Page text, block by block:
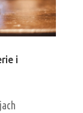
i